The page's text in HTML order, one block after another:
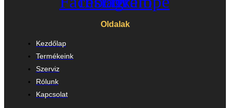
Oldalak
Kezdőlap
Termékeink
Szerviz
Rólunk
Kapcsolat